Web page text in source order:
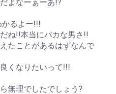
よなーぁーあ!?
るよー!!!
ね!!本当にバカな男さ!!
たことがあるはずなんで
くなりたいって!!!
無理でしたでしょう?